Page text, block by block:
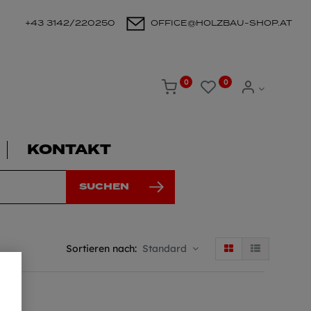
+43 3142/220250 OFFICE@HOLZBAU-SHOP.AT
0 0
KONTAKT
SUCHEN
Sortieren nach: Standard